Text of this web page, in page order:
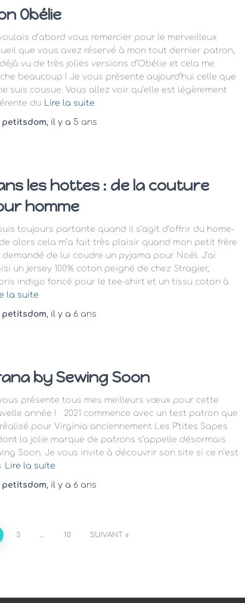
Obélie
d’abord vous remercier pour le merveilleux
que vous avez réservé à mon tout dernier patron,
déjà vu de très jolies versions d’Obélie et cela me
beaucoup ! Je vous présente aujourd’hui celle que
suis cousue. Vous allez voir qu’elle est légèrement
du Lire la suite
petitsdom, il y a 5 ans
les hottes : de la couture
homme
toujours partante quand il s’agit d’offrir du home-
alors cela m’a fait très plaisir quand mon petit frère
demandé de lui coudre un pyjama pour Noël. J’ai
un jersey 100% coton peigné de chez Stragier,
indigo foncé pour le tee-shirt et un tissu coton à
la suite
petitsdom, il y a 6 ans
by Sewing Soon
présente tous mes meilleurs vœux pour cette
année ! 2021 commence avec un test patron que
réalisé pour Virginia anciennement Les P’tites Sapes
la jolie marque de patrons s’appelle désormais
Soon. Je vous invite à découvrir son site si ce n’est
Lire la suite
petitsdom, il y a 6 ans
3 … 10 SUIVANT